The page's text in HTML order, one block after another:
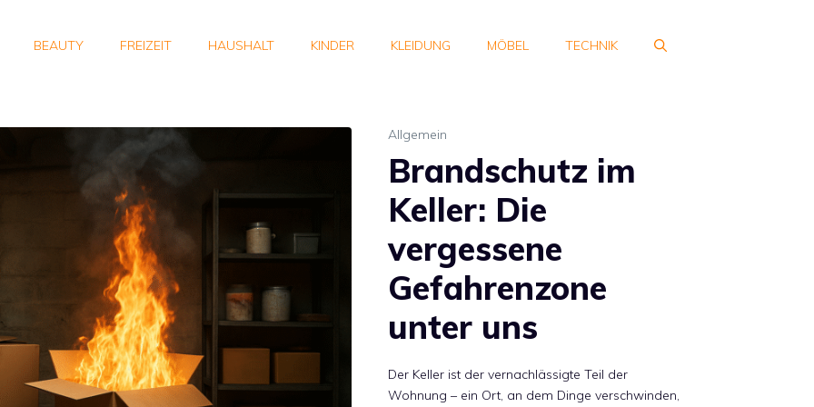
BEAUTY FREIZEIT HAUSHALT KINDER KLEIDUNG MÖBEL TECHNIK
Allgemein
Brandschutz im
Keller: Die
vergessene
Gefahrenzone
unter uns
Der Keller ist der vernachlässigte Teil der
Wohnung – ein Ort, an dem Dinge verschwinden,